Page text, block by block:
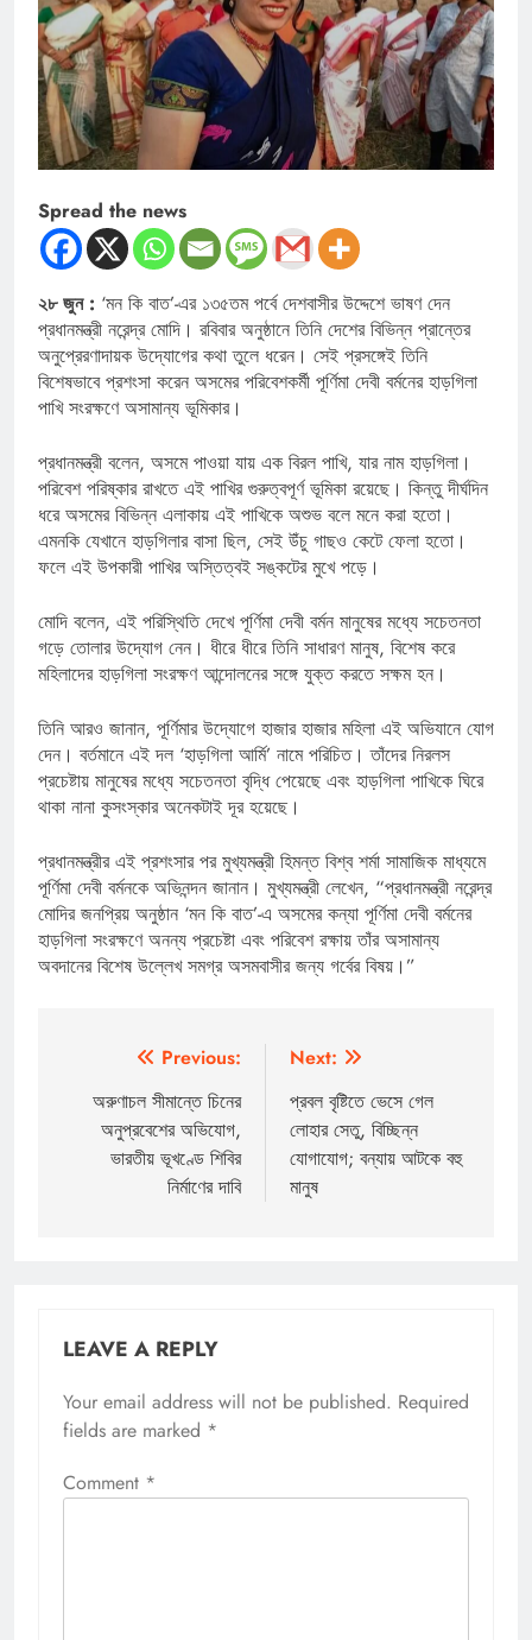
Spread the news
২৮ জুন : ‘মন কি বাত’-এর ১৩৫তম পর্বে দেশবাসীর উদ্দেশে ভাষণ দেন
প্রধানমন্ত্রী নরেন্দ্র মোদি। রবিবার অনুষ্ঠানে তিনি দেশের বিভিন্ন প্রান্তের
অনুপ্রেরণাদায়ক উদ্যোগের কথা তুলে ধরেন। সেই প্রসঙ্গেই তিনি
বিশেষভাবে প্রশংসা করেন অসমের পরিবেশকর্মী পূর্ণিমা দেবী বর্মনের হাড়গিলা
পাখি সংরক্ষণে অসামান্য ভূমিকার।
প্রধানমন্ত্রী বলেন, অসমে পাওয়া যায় এক বিরল পাখি, যার নাম হাড়গিলা।
পরিবেশ পরিষ্কার রাখতে এই পাখির গুরুত্বপূর্ণ ভূমিকা রয়েছে। কিন্তু দীর্ঘদিন
ধরে অসমের বিভিন্ন এলাকায় এই পাখিকে অশুভ বলে মনে করা হতো।
এমনকি যেখানে হাড়গিলার বাসা ছিল, সেই উঁচু গাছও কেটে ফেলা হতো।
ফলে এই উপকারী পাখির অস্তিত্বই সঙ্কটের মুখে পড়ে।
মোদি বলেন, এই পরিস্থিতি দেখে পূর্ণিমা দেবী বর্মন মানুষের মধ্যে সচেতনতা
গড়ে তোলার উদ্যোগ নেন। ধীরে ধীরে তিনি সাধারণ মানুষ, বিশেষ করে
মহিলাদের হাড়গিলা সংরক্ষণ আন্দোলনের সঙ্গে যুক্ত করতে সক্ষম হন।
তিনি আরও জানান, পূর্ণিমার উদ্যোগে হাজার হাজার মহিলা এই অভিযানে যোগ
দেন। বর্তমানে এই দল ‘হাড়গিলা আর্মি’ নামে পরিচিত। তাঁদের নিরলস
প্রচেষ্টায় মানুষের মধ্যে সচেতনতা বৃদ্ধি পেয়েছে এবং হাড়গিলা পাখিকে ঘিরে
থাকা নানা কুসংস্কার অনেকটাই দূর হয়েছে।
প্রধানমন্ত্রীর এই প্রশংসার পর মুখ্যমন্ত্রী হিমন্ত বিশ্ব শর্মা সামাজিক মাধ্যমে
পূর্ণিমা দেবী বর্মনকে অভিনন্দন জানান। মুখ্যমন্ত্রী লেখেন, “প্রধানমন্ত্রী নরেন্দ্র
মোদির জনপ্রিয় অনুষ্ঠান ‘মন কি বাত’-এ অসমের কন্যা পূর্ণিমা দেবী বর্মনের
হাড়গিলা সংরক্ষণে অনন্য প্রচেষ্টা এবং পরিবেশ রক্ষায় তাঁর অসামান্য
অবদানের বিশেষ উল্লেখ সমগ্র অসমবাসীর জন্য গর্বের বিষয়।”
navigation
Previous:
অরুণাচল সীমান্তে চিনের
অনুপ্রবেশের অভিযোগ,
ভারতীয় ভূখণ্ডে শিবির
নির্মাণের দাবি
Next:
প্রবল বৃষ্টিতে ভেসে গেল
লোহার সেতু, বিচ্ছিন্ন
যোগাযোগ; বন্যায় আটকে বহু
মানুষ
LEAVE A REPLY
Your email address will not be published. Required
fields are marked *
Comment *